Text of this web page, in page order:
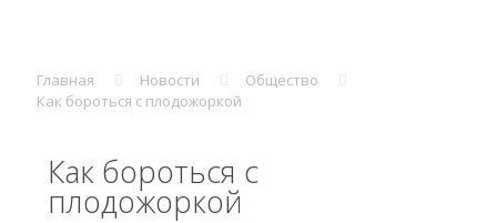
Главная Новости
Общество
Как бороться с плодожоркой
Как бороться с
плодожоркой